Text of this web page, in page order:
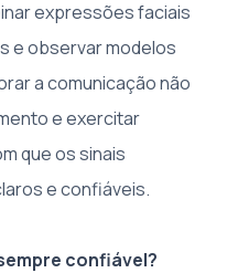
expressões faciais
e observar modelos
a comunicação não
e exercitar
que os sinais
e confiáveis.
confiável?